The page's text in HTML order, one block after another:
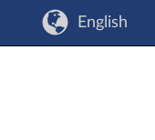
English